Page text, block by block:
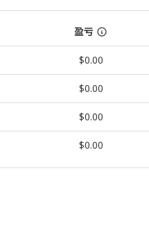
盈亏
$0.00
$0.00
$0.00
$0.00